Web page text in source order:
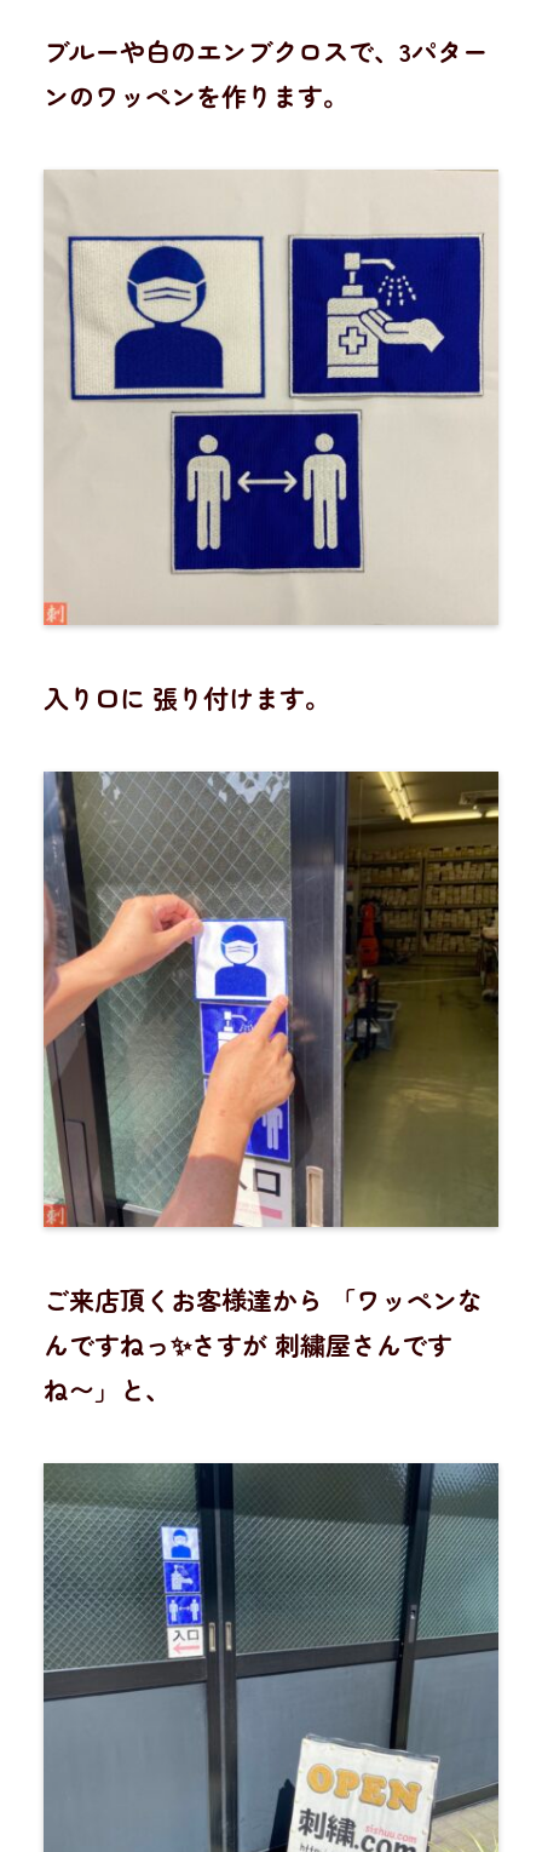
ブルーや白のエンブクロスで、3パター
ンのワッペンを作ります。
入り口に 張り付けます。
ご来店頂くお客様達から 「ワッペンな
んですねっ✨さすが 刺繍屋さんです
ね〜」と、